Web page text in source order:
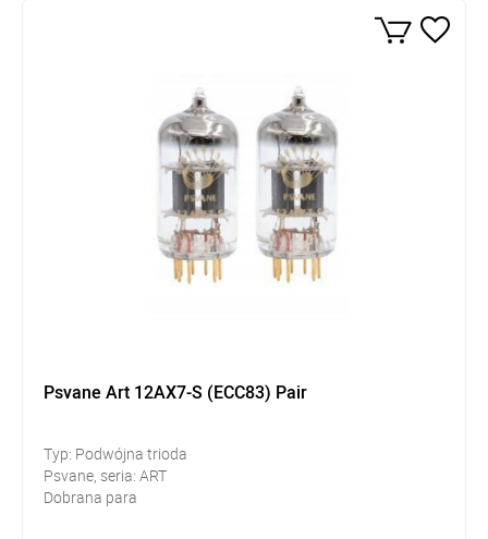
Psvane Art 12AX7-S (ECC83) Pair
Typ: Podwójna trioda
Psvane, seria: ART
Dobrana para